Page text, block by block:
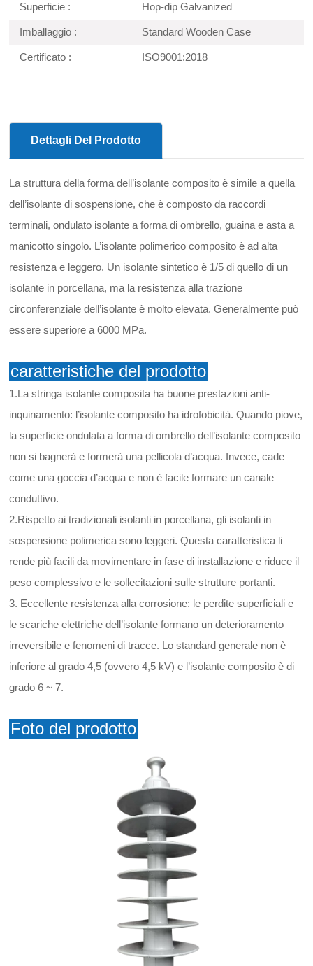
Superficie : Hop-dip Galvanized
Imballaggio : Standard Wooden Case
Certificato : ISO9001:2018
Dettagli Del Prodotto
La struttura della forma dell’isolante composito è simile a quella
dell’isolante di sospensione, che è composto da raccordi
terminali, ondulato isolante a forma di ombrello, guaina e asta a
manicotto singolo. L’isolante polimerico composito è ad alta
resistenza e leggero. Un isolante sintetico è 1/5 di quello di un
isolante in porcellana, ma la resistenza alla trazione
circonferenziale dell’isolante è molto elevata. Generalmente può
essere superiore a 6000 MPa.
caratteristiche del prodotto
1.La stringa isolante composita ha buone prestazioni anti-
inquinamento: l’isolante composito ha idrofobicità. Quando piove,
la superficie ondulata a forma di ombrello dell’isolante composito
non si bagnerà e formerà una pellicola d’acqua. Invece, cade
come una goccia d’acqua e non è facile formare un canale
conduttivo.
2.Rispetto ai tradizionali isolanti in porcellana, gli isolanti in
sospensione polimerica sono leggeri. Questa caratteristica li
rende più facili da movimentare in fase di installazione e riduce il
peso complessivo e le sollecitazioni sulle strutture portanti.
3. Eccellente resistenza alla corrosione: le perdite superficiali e
le scariche elettriche dell’isolante formano un deterioramento
irreversibile e fenomeni di tracce. Lo standard generale non è
inferiore al grado 4,5 (ovvero 4,5 kV) e l’isolante composito è di
grado 6 ~ 7.
Foto del prodotto